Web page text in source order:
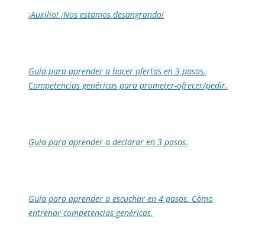
¡Auxilio! ¡Nos estamos desangrando!
Guía para aprender a hacer ofertas en 3 pasos.
Competencias genéricas para prometer-ofrecer/pedir.
Guía para aprender a declarar en 3 pasos.
Guía para aprender a escuchar en 4 pasos. Cómo
entrenar competencias genéricas.